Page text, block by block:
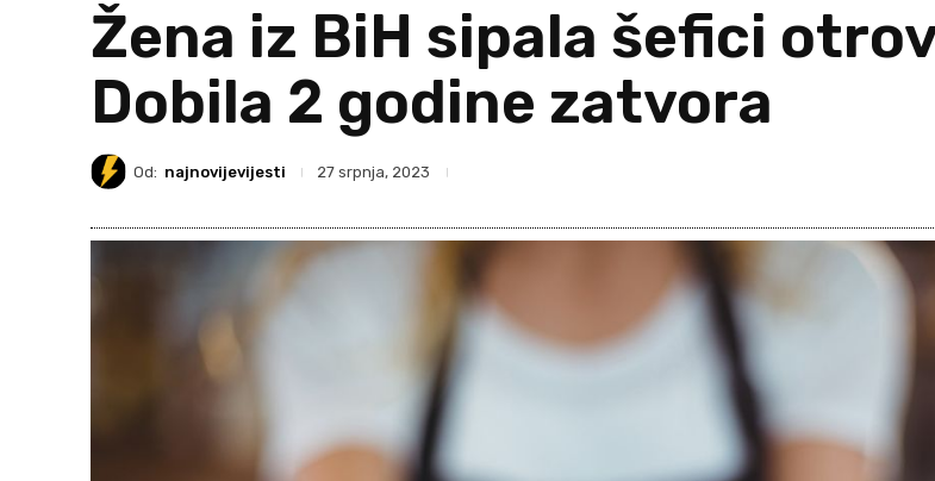
Žena iz BiH sipala šefici
Dobila 2 godine zatvora
Od: najnovijevijesti 27 srpnja, 2023